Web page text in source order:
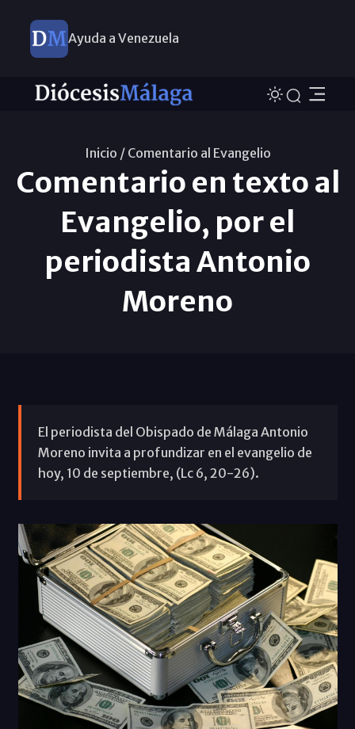
Ayuda a Venezuela
Inicio / Comentario al Evangelio
Comentario en texto al
Evangelio, por el
periodista Antonio
Moreno
El periodista del Obispado de Málaga Antonio
Moreno invita a profundizar en el evangelio de
hoy, 10 de septiembre, (Lc 6, 20-26).